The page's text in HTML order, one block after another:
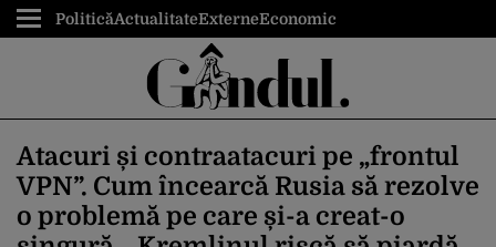
PoliticăActualitateExterneEconomic
Atacuri și contraatacuri pe „frontul
VPN”. Cum încearcă Rusia să rezolve
o problemă pe care și-a creat-o